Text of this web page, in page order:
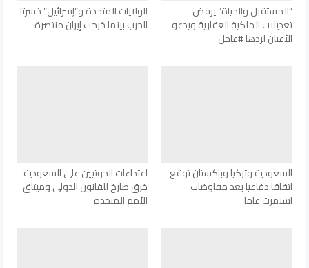
“المستقبل والحياة” يرفض
تعديلات الملكية العقارية ويدعو
الأعيان لردها #عاجل
الولايات المتحدة و”إسرائيل” خسرتا
الحرب بينما خرجت إيران منتصرة
السعودية وتركيا وباكستان توقع
اتفاقا دفاعيا بعد مفاوضات
استمرت عاما
اعتداءات الحوثيين على السعودية
خرق صارخ للقانون الدولي وميثاق
الأمم المتحدة